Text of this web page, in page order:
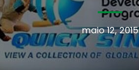
maio 12, 2015